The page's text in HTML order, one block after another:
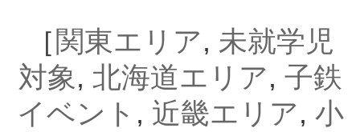
［関東エリア, 未就学児
対象, 北海道エリア, 子鉄
イベント , 近畿エリア, 小